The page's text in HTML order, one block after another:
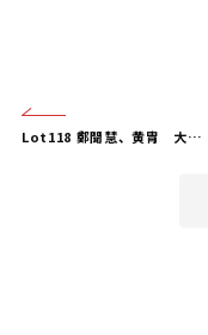
Lot118 鄭聞慧、黄胄 大吉圖